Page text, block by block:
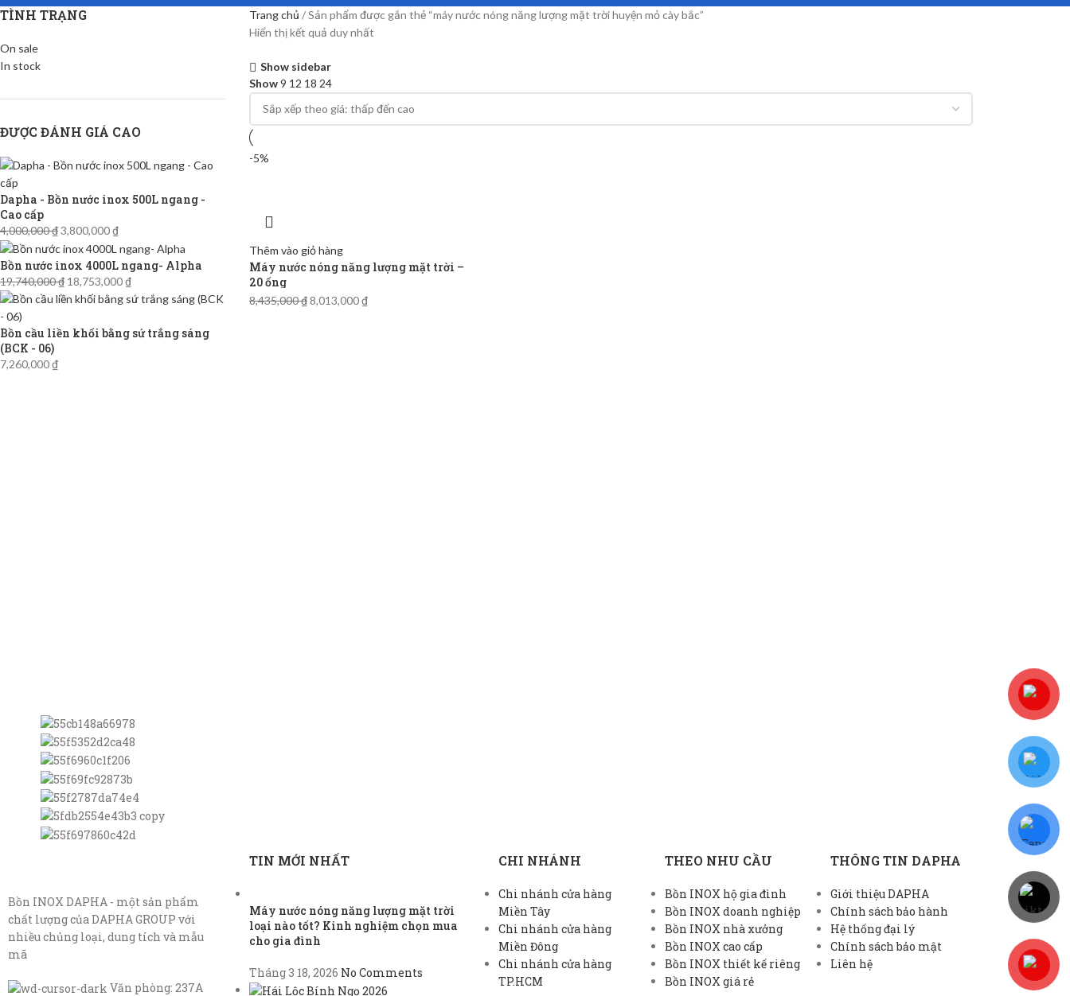
TÌNH TRẠNG
On sale
In stock
ĐƯỢC ĐÁNH GIÁ CAO
Dapha - Bồn nước inox 500L ngang -
Cao cấp
4,000,000₫3,800,000₫
Bồn nước inox 4000L ngang- Alpha
19,740,000₫ 18,753,000₫
Bồn cầu liền khối bằng sứ trắng sáng
(BCK - 06)
7,260,000₫
Trang chủ
Sản phẩm được gắn thẻ “máy nước nóng năng lượng mặt trời huyện mỏ cày bắc”
Hiển thị kết quả duy nhất
Show sidebar
Show9 12 18 24
-5%
Thêm vào giỏ hàng
Máy nước nóng năng lượng mặt trời –
20 ống
8,435,000₫8,013,000₫
Bồn INOX DAPHA - một sản phẩm
chất lượng của DAPHA GROUP với
nhiều chủng loại, dung tích và mẫu
mã
Văn phòng: 237A
TIN MỚI NHẤT
Máy nước nóng năng lượng mặt trời
loại nào tốt? Kinh nghiệm chọn mua
cho gia đình
Tháng 3 18, 2026 No Comments
CHI NHÁNH
Chi nhánh cửa hàng
Miền Tây
Chi nhánh cửa hàng
Miền Đông
Chi nhánh cửa hàng
TP.HCM
THEO NHU CẦU
Bồn INOX hộ gia đình
Bồn INOX doanh nghiệp
Bồn INOX nhà xưởng
Bồn INOX cao cấp
Bồn INOX thiết kế riêng
Bồn INOX giá rẻ
THÔNG TIN DAPHA
Giới thiệu DAPHA
Chính sách bảo hành
Hệ thống đại lý
Chính sách bảo mật
Liên hệ